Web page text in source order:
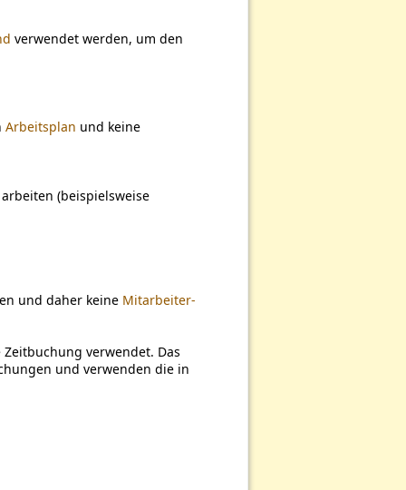
verwendet werden, um den
Arbeitsplan und keine
(beispielsweise
und daher keine Mitarbeiter-
verwendet. Das
und verwenden die in